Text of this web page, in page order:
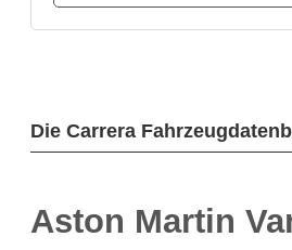
Die Carrera
Aston Martin